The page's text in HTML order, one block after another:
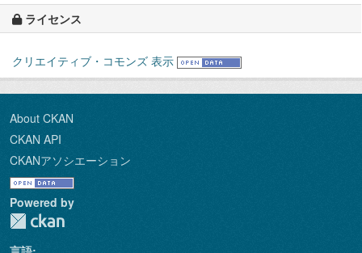
ライセンス
クリエイティブ・コモンズ 表示
About CKAN
CKAN API
CKANアソシエーション
Powered by